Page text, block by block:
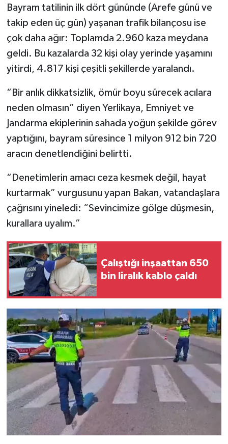
Bayram tatilinin ilk dört gününde (Arefe günü ve
takip eden üç gün) yaşanan trafik bilançosu ise
çok daha ağır: Toplamda 2.960 kaza meydana
geldi. Bu kazalarda 32 kişi olay yerinde yaşamını
yitirdi, 4.817 kişi çeşitli şekillerde yaralandı.
“Bir anlık dikkatsizlik, ömür boyu sürecek acılara
neden olmasın” diyen Yerlikaya, Emniyet ve
Jandarma ekiplerinin sahada yoğun şekilde görev
yaptığını, bayram süresince 1 milyon 912 bin 720
aracın denetlendiğini belirtti.
“Denetimlerin amacı ceza kesmek değil, hayat
kurtarmak” vurgusunu yapan Bakan, vatandaşlara
çağrısını yineledi: “Sevincimize gölge düşmesin,
kurallara uyalım.”
Çalıştığı inşaattan 650
bin liralık kablo çaldı